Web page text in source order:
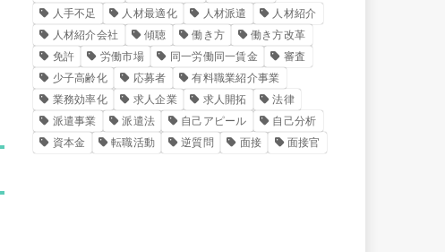
人手不足
人材最適化 人材派遣
人材紹介
人材紹介会社
傾聴 働き方
働き方改革
免許
労働市場 同一労働同一賃金
審査
少子高齢化
応募者
有料職業紹介事業
業務効率化
求人企業 求人開拓
法律
派遣事業
派遣法 自己アピール
自己分析
資本金
転職活動 逆質問 面接 面接官